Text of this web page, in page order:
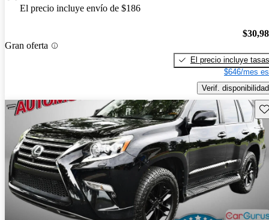
El precio incluye envío de $186
Gran oferta
El precio incluye tasas
$646/mes
Verif. disponibilidad